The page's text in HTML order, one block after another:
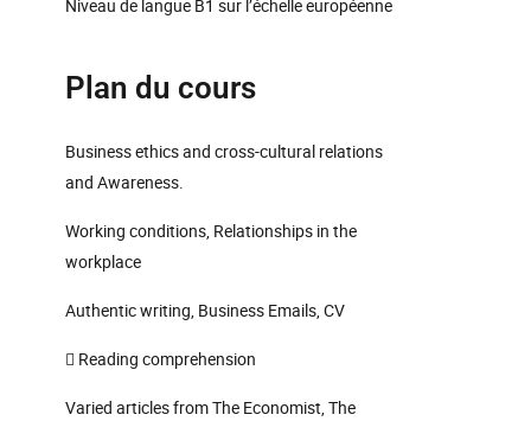
Niveau de langue B1 sur l’échelle européenne
Plan du cours
Business ethics and cross-cultural relations
and Awareness.
Working conditions, Relationships in the
workplace
Authentic writing, Business Emails, CV
 Reading comprehension
Varied articles from The Economist, The